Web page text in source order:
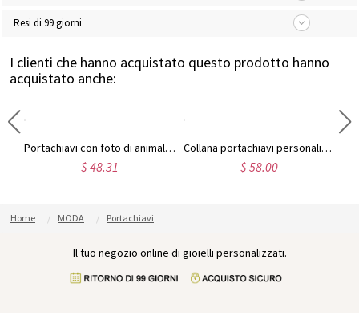
Resi di 99 giorni
I clienti che hanno acquistato questo prodotto hanno
acquistato anche:
Portachiavi con foto di animali domestici incisi
$ 48.31
Collana portachiavi personalizzata con foto incisa di animali domestici
$ 58.00
Home MODA Portachiavi
Il tuo negozio online di gioielli personalizzati.